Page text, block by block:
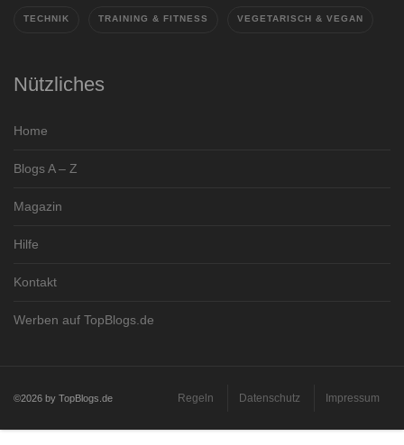
TECHNIK TRAINING & FITNESS VEGETARISCH & VEGAN
Nützliches
Home
Blogs A – Z
Magazin
Hilfe
Kontakt
Werben auf TopBlogs.de
©2026 by TopBlogs.de Regeln Datenschutz Impressum